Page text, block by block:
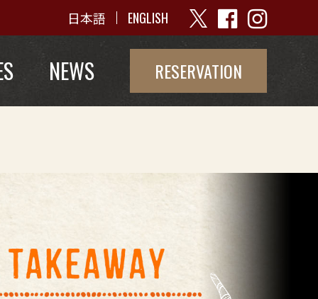
日本語 ENGLISH
NEWS RESERVATION